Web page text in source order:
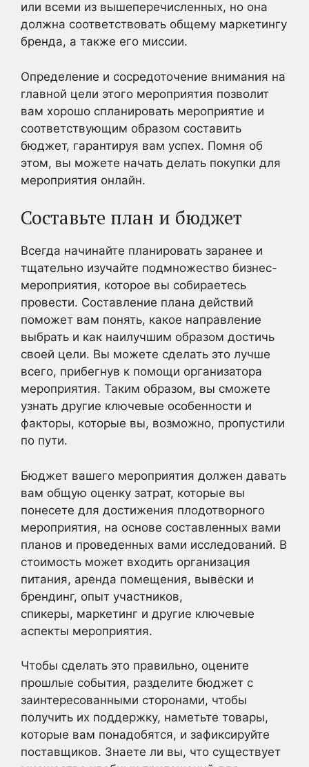
или всеми из вышеперечисленных, но она
должна соответствовать общему маркетингу
бренда, а также его миссии.
Определение и сосредоточение внимания на
главной цели этого мероприятия позволит
вам хорошо спланировать мероприятие и
соответствующим образом составить
бюджет, гарантируя вам успех. Помня об
этом, вы можете начать делать покупки для
мероприятия онлайн.
Составьте план и бюджет
Всегда начинайте планировать заранее и
тщательно изучайте подмножество бизнес-
мероприятия, которое вы собираетесь
провести. Составление плана действий
поможет вам понять, какое направление
выбрать и как наилучшим образом достичь
своей цели. Вы можете сделать это лучше
всего, прибегнув к помощи организатора
мероприятия. Таким образом, вы сможете
узнать другие ключевые особенности и
факторы, которые вы, возможно, пропустили
по пути.
Бюджет вашего мероприятия должен давать
вам общую оценку затрат, которые вы
понесете для достижения плодотворного
мероприятия, на основе составленных вами
планов и проведенных вами исследований. В
стоимость может входить организация
питания, аренда помещения, вывески и
брендинг, опыт участников,
спикеры, маркетинг и другие ключевые
аспекты мероприятия.
Чтобы сделать это правильно, оцените
прошлые события, разделите бюджет с
заинтересованными сторонами, чтобы
получить их поддержку, наметьте товары,
которые вам понадобятся, и зафиксируйте
поставщиков. Знаете ли вы, что существует